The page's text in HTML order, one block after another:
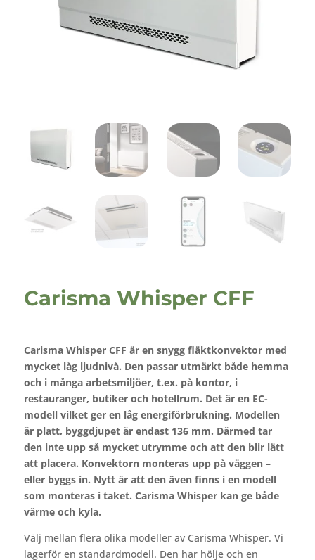
Carisma Whisper CFF
Carisma Whisper CFF är en snygg fläktkonvektor med
mycket låg ljudnivå. Den passar utmärkt både hemma
och i många arbetsmiljöer, t.ex. på kontor, i
restauranger, butiker och hotellrum. Det är en EC-
modell vilket ger en låg energiförbrukning. Modellen
är platt, byggdjupet är endast 136 mm. Därmed tar
den inte upp så mycket utrymme och att den blir lätt
att placera. Konvektorn monteras upp på väggen –
eller byggs in. Nytt är att den även finns i en modell
som monteras i taket. Carisma Whisper kan ge både
värme och kyla.
Välj mellan flera olika modeller av Carisma Whisper. Vi
lagerför en standardmodell. Den har hölje och en